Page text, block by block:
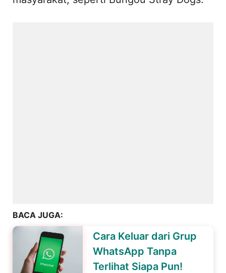
BACA JUGA:
Cara Keluar dari Grup
WhatsApp Tanpa
Terlihat Siapa Pun!